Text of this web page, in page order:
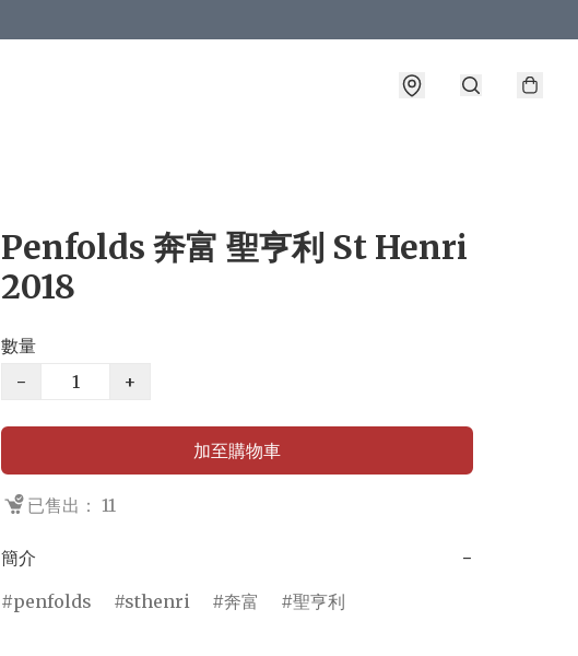
Penfolds 奔富 聖亨利 St Henri
2018
數量
−
+
加至購物車
已售出： 11
簡介
−
penfolds
sthenri 奔富 聖亨利